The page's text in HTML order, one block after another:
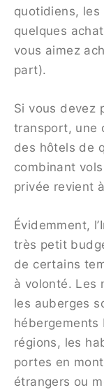
quotidiens,
quelques
vous aimez
part).
Si vous devez
transport, une
des hôtels de
combinant
privée revient
Évidemment,
très petit
de certains
à volonté. Les
les auberges
hébergements
régions, les
portes en
étrangers ou